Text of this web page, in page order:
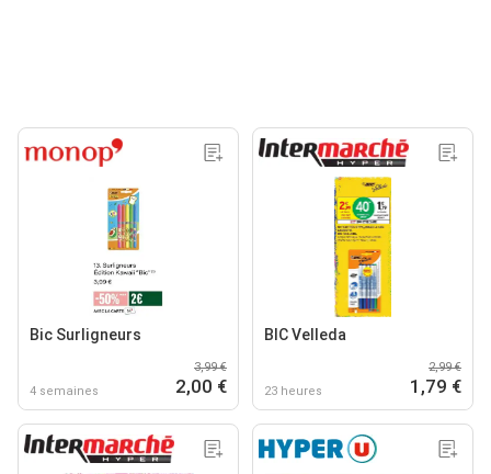
Bic Surligneurs
4 semaines
3,99 €
2,00 €
BIC Velleda
23 heures
2,99 €
1,79 €